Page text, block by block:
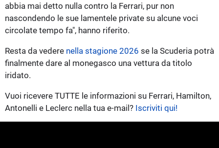
abbia mai detto nulla contro la Ferrari, pur non
nascondendo le sue lamentele private su alcune voci
circolate tempo fa", hanno riferito.
Resta da vedere nella stagione 2026 se la Scuderia potrà
finalmente dare al monegasco una vettura da titolo
iridato.
Vuoi ricevere TUTTE le informazioni su Ferrari, Hamilton,
Antonelli e Leclerc nella tua e-mail? Iscriviti qui!